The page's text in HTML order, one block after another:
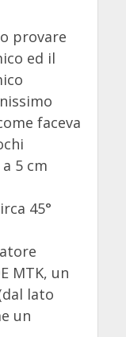
provare
ed il
faceva
5 cm
45°
MTK, un
lato
un